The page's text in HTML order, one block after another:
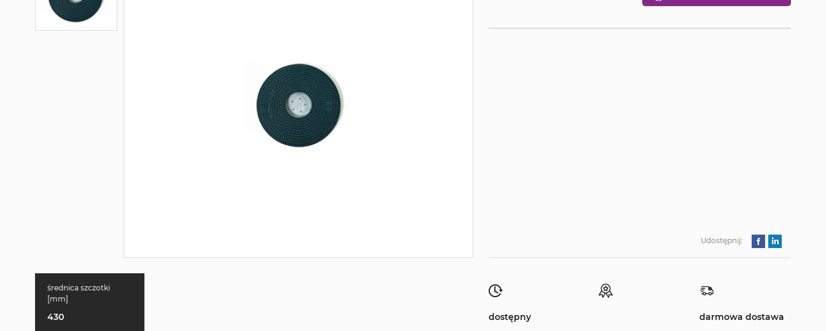
Udostępnij:
średnica szczotki
[mm]
430 dostępny darmowa dostawa